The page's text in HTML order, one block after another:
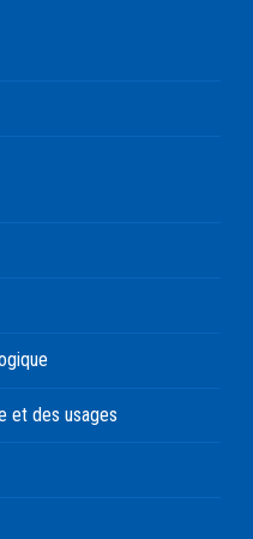
et des usages